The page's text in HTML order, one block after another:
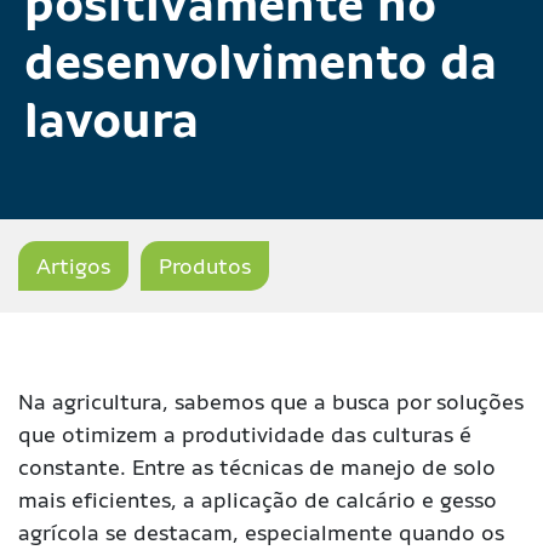
desenvolvimento da
lavoura
Artigos Produtos
Na agricultura, sabemos que a busca por soluções
que otimizem a produtividade das culturas é
constante. Entre as técnicas de manejo de solo
mais eficientes, a aplicação de calcário e gesso
agrícola se destacam, especialmente quando os